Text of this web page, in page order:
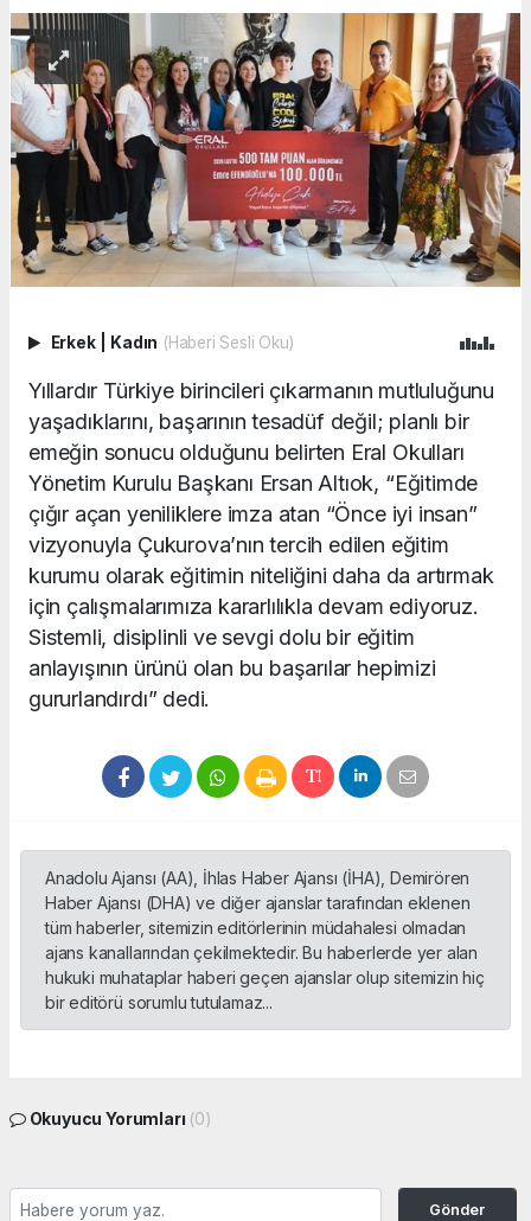
Erkek Kadın (Haberi Sesli Oku)
Yıllardır Türkiye birincileri çıkarmanın mutluluğunu
yaşadıklarını, başarının tesadüf değil; planlı bir
emeğin sonucu olduğunu belirten Eral Okulları
Yönetim Kurulu Başkanı Ersan Altıok, “Eğitimde
çığır açan yeniliklere imza atan “Önce iyi insan”
vizyonuyla Çukurova’nın tercih edilen eğitim
kurumu olarak eğitimin niteliğini daha da artırmak
için çalışmalarımıza kararlılıkla devam ediyoruz.
Sistemli, disiplinli ve sevgi dolu bir eğitim
anlayışının ürünü olan bu başarılar hepimizi
gururlandırdı” dedi.
Anadolu Ajansı (AA), İhlas Haber Ajansı (İHA), Demirören
Haber Ajansı (DHA) ve diğer ajanslar tarafından eklenen
tüm haberler, sitemizin editörlerinin müdahalesi olmadan
ajans kanallarından çekilmektedir. Bu haberlerde yer alan
hukuki muhataplar haberi geçen ajanslar olup sitemizin hiç
bir editörü sorumlu tutulamaz...
Okuyucu Yorumları (0)
Gönder